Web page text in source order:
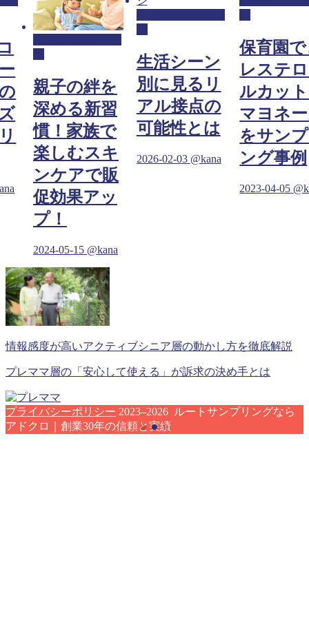
親子の絆を
深める新習
慣！家族で
楽しむスキ
ンケアで販
促効果アッ
プ！
2024-05-15 @kana
生活シーン
別に見るリ
アル接点の
可能性とは
2026-02-03 @kana
保育園
レステ
ルカッ
マヨネ
をサン
ング事例
2023-04-05
情報感度が高いアクティブシニア層の動かし方を徹底解説
プレママ層の「安心して使える」が訴求の決め手とは
プライバシーポリシー 2023–2026 ルートサンプリングなら
アドクロ｜創業30年の信頼と実績